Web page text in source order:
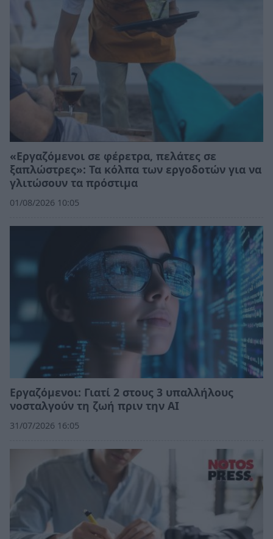
«Εργαζόμενοι σε φέρετρα, πελάτες σε
ξαπλώστρες»: Τα κόλπα των εργοδοτών για να
γλιτώσουν τα πρόστιμα
01/08/2026 10:05
Εργαζόμενοι: Γιατί 2 στους 3 υπαλλήλους
νοσταλγούν τη ζωή πριν την ΑΙ
31/07/2026 16:05